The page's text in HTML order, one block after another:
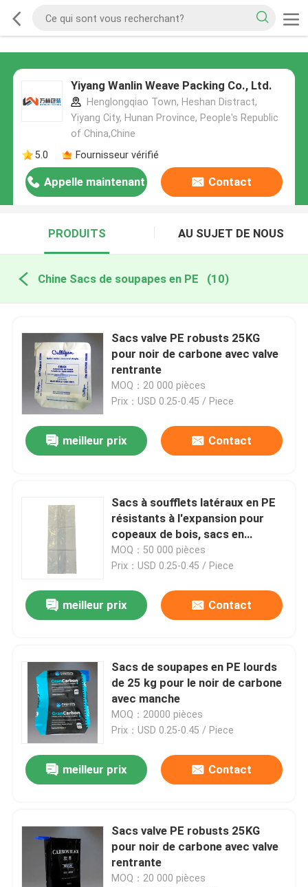
Yiyang Wanlin Weave Packing Co., Ltd.
Henglongqiao Town, Heshan Distract,
Yiyang City, Hunan Province, People's Republic
of China,Chine
5.0
Fournisseur vérifié
Appelle maintenant Contact
PRODUITS AU SUJET DE NOUS
Chine Sacs de soupapes en PE (10)
Sacs valve PE robusts 25KG
pour noir de carbone avec valve
rentrante
MOQ：20 000 pièces
Prix：USD 0.25-0.45 / Piece
meilleur prix Contact
Sacs à soufflets latéraux en PE
résistants à l'expansion pour
copeaux de bois, sacs en
plastique à ouverture facile
durables pour sciure de bois et
résistance à la traction pour
remplissage par compression
MOQ：50 000 pièces
Prix：USD 0.25-0.45 / Piece
meilleur prix Contact
Sacs de soupapes en PE lourds
de 25 kg pour le noir de carbone
avec manche
MOQ：20000 pièces
Prix：USD 0.25-0.45 / Piece
meilleur prix Contact
Sacs valve PE robusts 25KG
pour noir de carbone avec valve
rentrante
MOQ：20 000 pièces